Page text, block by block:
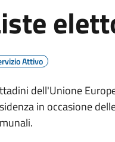
Attivo
dell'Unione
in occasione